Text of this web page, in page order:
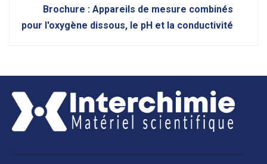
Brochure : Appareils de mesure combinés
pour l'oxygène dissous, le pH et la conductivité